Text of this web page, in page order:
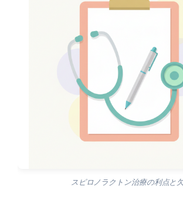
スピロノラクトン治療の利点と